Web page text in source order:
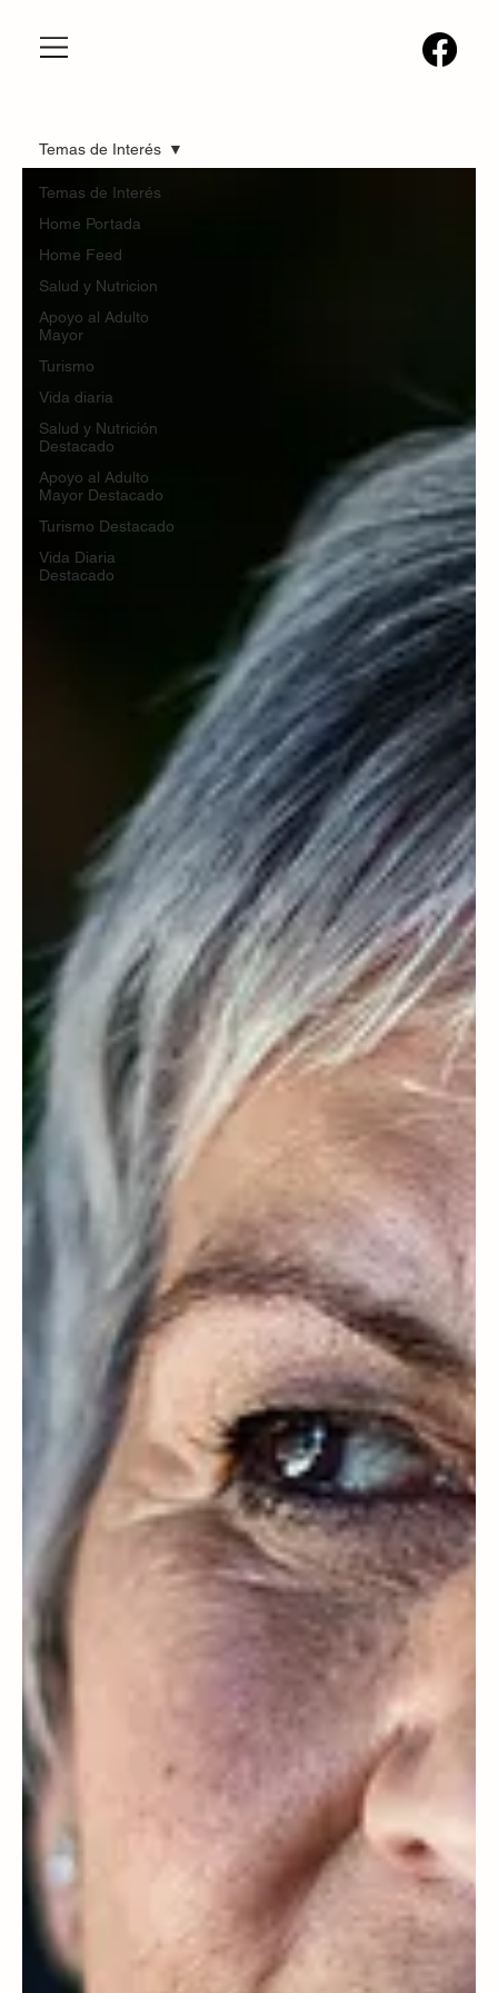
Temas de Interés
Home Portada
Home Feed
Salud y Nutricion
Apoyo al Adulto
Mayor
Turismo
Vida diaria
Salud y Nutrición
Destacado
Apoyo al Adulto
Mayor Destacado
Turismo Destacado
Vida Diaria
Destacado
Temas de Interés